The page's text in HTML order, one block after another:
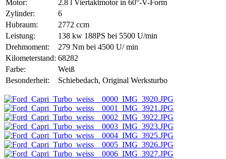
Motor:
2.8 l Viertaktmotor in 60°-V-Form
Zylinder:
6
Hubraum:
2772 ccm
Leistung:
138 kw 188PS bei 5500 U/min
Drehmoment:
279 Nm bei 4500 U/ min
Kilometerstand: 68282
Farbe:
Weiß
Besonderheit:
Schiebedach, Original Werksturbo